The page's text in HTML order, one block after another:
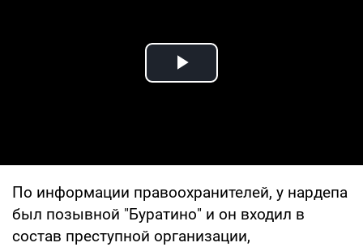
Play Video
По информации правоохранителей, у нардепа
был позывной "Буратино" и он входил в
состав преступной организации,